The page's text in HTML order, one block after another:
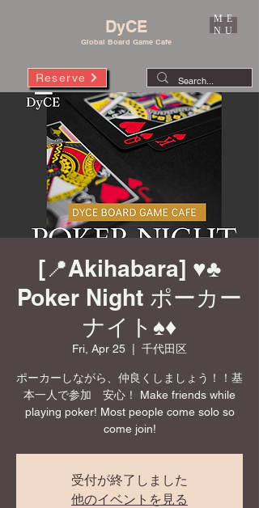
DyCE
Global Board Game Cafe
Reserve
ME
NU
[📍Akihabara] ♥️♣️
Poker Night ポーカー
ナイト♠️♦️
Fri, Apr 25 千代田区
ポーカーしながら、仲良くしましょう！！基
本一人で参加 安心！ Make friends while
playing poker! Most people come solo so
come join!
受付が終了しました
他のイベントを見る